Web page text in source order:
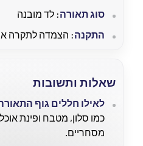
סוג תאורה: לד מובנה
התקנה: הצמדה לתקרה
שאלות ותשובות
לאילו חללים גוף
כמו סלון, מטבח ופינת
מסחריים.